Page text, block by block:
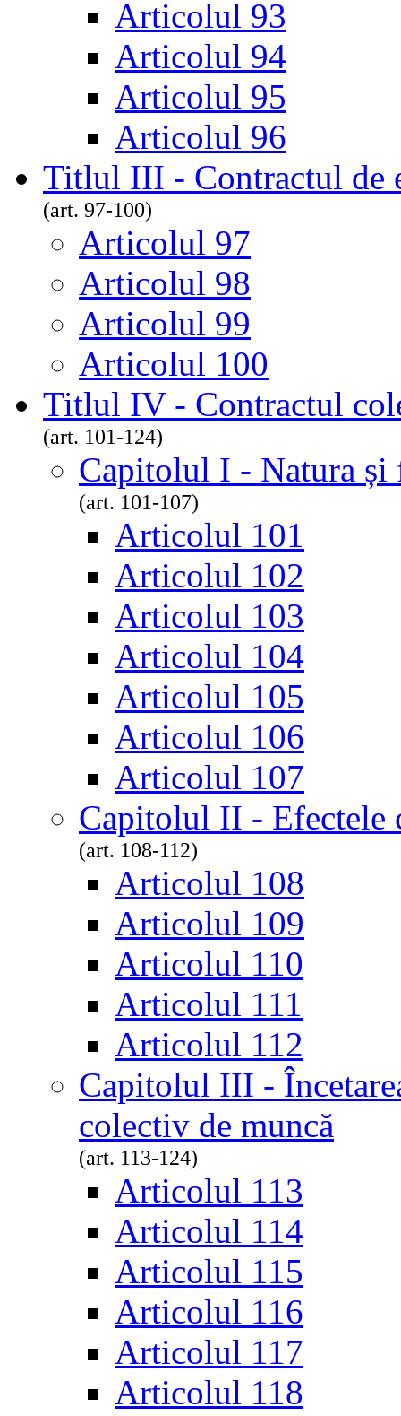
Articolul 93
Articolul 94
Articolul 95
Articolul 96
Titlul III - Contractul de
(art. 97-100)
Articolul 97
Articolul 98
Articolul 99
Articolul 100
Titlul IV - Contractul
(art. 101-124)
Capitolul I - Natura și
(art. 101-107)
Articolul 101
Articolul 102
Articolul 103
Articolul 104
Articolul 105
Articolul 106
Articolul 107
Capitolul II - Efectele
(art. 108-112)
Articolul 108
Articolul 109
Articolul 110
Articolul 111
Articolul 112
Capitolul III -
colectiv de muncă
(art. 113-124)
Articolul 113
Articolul 114
Articolul 115
Articolul 116
Articolul 117
Articolul 118